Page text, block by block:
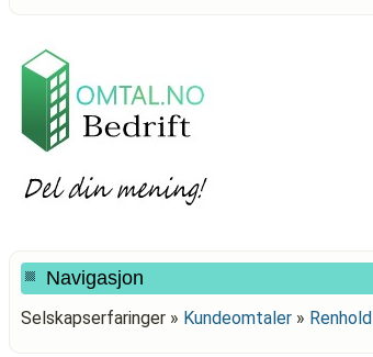
Navigasjon
Selskapserfaringer » Kundeomtaler » Renhold